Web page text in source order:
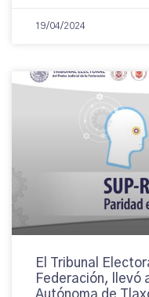
19/04/2024
El Tribunal
Federación, llevó
Autónoma de